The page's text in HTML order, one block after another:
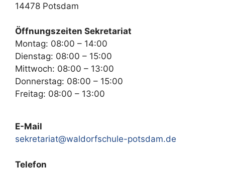
14478 Potsdam
Öffnungszeiten Sekretariat
Montag: 08:00 – 14:00
Dienstag: 08:00 – 15:00
Mittwoch: 08:00 – 13:00
Donnerstag: 08:00 – 15:00
Freitag: 08:00 – 13:00
E-Mail
sekretariat@waldorfschule-potsdam.de
Telefon